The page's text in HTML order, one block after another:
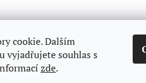
cookie. Dalším
vyjadřujete souhlas s
zde.